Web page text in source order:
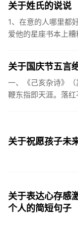
关于姓氏的说说
1、在意的人哪里都
爱他的星座书本上
关于国庆节五言
一、《己亥杂诗》
鞭东指即天涯。落
关于祝愿孩子未
关于表达心存感
个人的简短句子